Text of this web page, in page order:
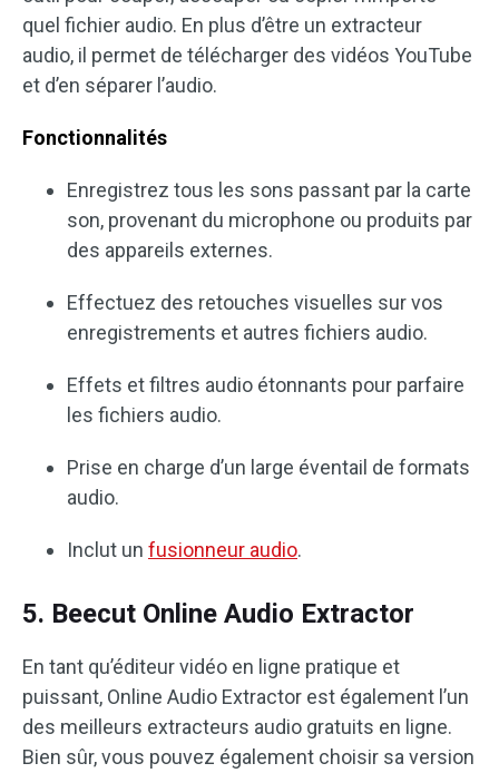
quel fichier audio. En plus d’être un extracteur
audio, il permet de télécharger des vidéos YouTube
et d’en séparer l’audio.
Fonctionnalités
Enregistrez tous les sons passant par la carte
son, provenant du microphone ou produits par
des appareils externes.
Effectuez des retouches visuelles sur vos
enregistrements et autres fichiers audio.
Effets et filtres audio étonnants pour parfaire
les fichiers audio.
Prise en charge d’un large éventail de formats
audio.
Inclut un fusionneur audio.
5. Beecut Online Audio Extractor
En tant qu’éditeur vidéo en ligne pratique et
puissant, Online Audio Extractor est également l’un
des meilleurs extracteurs audio gratuits en ligne.
Bien sûr, vous pouvez également choisir sa version